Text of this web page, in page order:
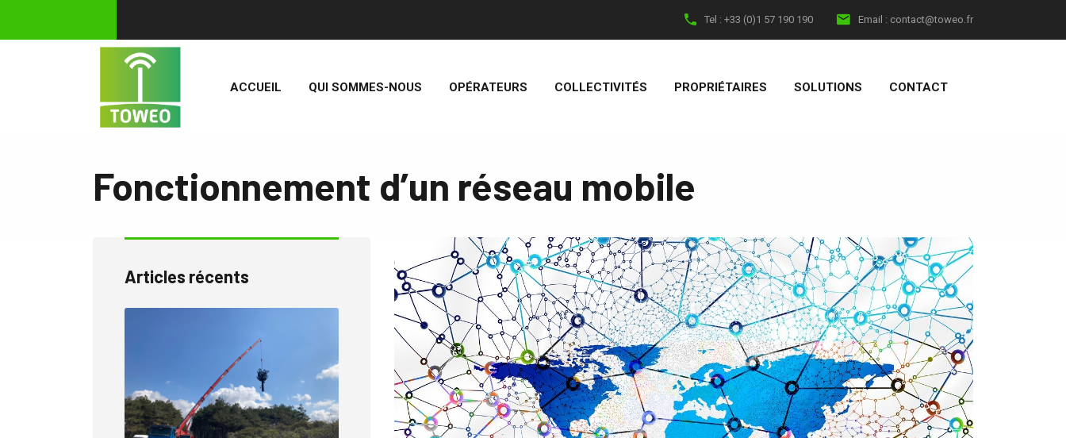
Tel : +33 (0)1 57 190 190‬ Email : contact@toweo.fr
ACCUEIL QUI SOMMES-NOUS OPÉRATEURS COLLECTIVITÉS PROPRIÉTAIRES SOLUTIONS CONTACT
Fonctionnement d’un réseau mobile
Articles récents